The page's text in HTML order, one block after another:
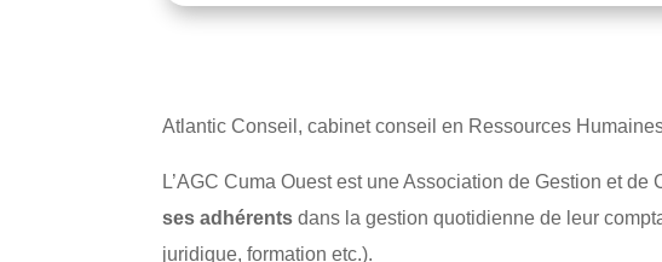
Atlantic Conseil, cabinet conseil en Ressources
L’AGC Cuma Ouest est une Association de Gestion et
ses adhérents dans la gestion quotidienne de leur
juridique, formation etc.).